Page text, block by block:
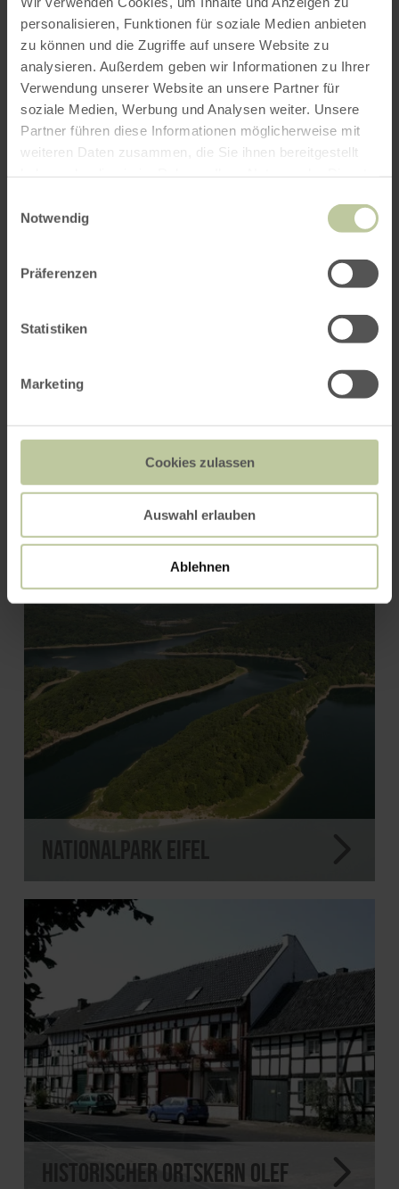
personalisieren, Funktionen für soziale Medien anbieten
zu können und die Zugriffe auf unsere Website zu
analysieren. Außerdem geben wir Informationen zu Ihrer
Verwendung unserer Website an unsere Partner für
soziale Medien, Werbung und Analysen weiter. Unsere
Partner führen diese Informationen möglicherweise mit
weiteren Daten zusammen, die Sie ihnen bereitgestellt
Notwendig
Präferenzen
Statistiken
Marketing
Cookies zulassen
Auswahl erlauben
Ablehnen
ROUTE PLANEN
Das könnte Sie auch
interessieren
Kronenburg
Nationalpark Eifel
Historischer Ortskern Olef